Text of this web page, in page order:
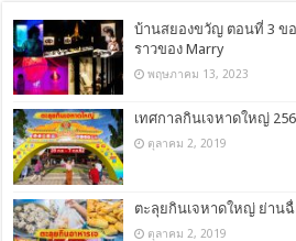
บ้านสยองขวัญ ตอนที่ 3 ของ
ราวของ Marry
พฤษภาคม 13, 2023
เทศกาลกินเจหาดใหญ่
ตุลาคม 2, 2019
ตะลุยกินเจหาดใหญ่ ย่านฉื่
ตุลาคม 2, 2019